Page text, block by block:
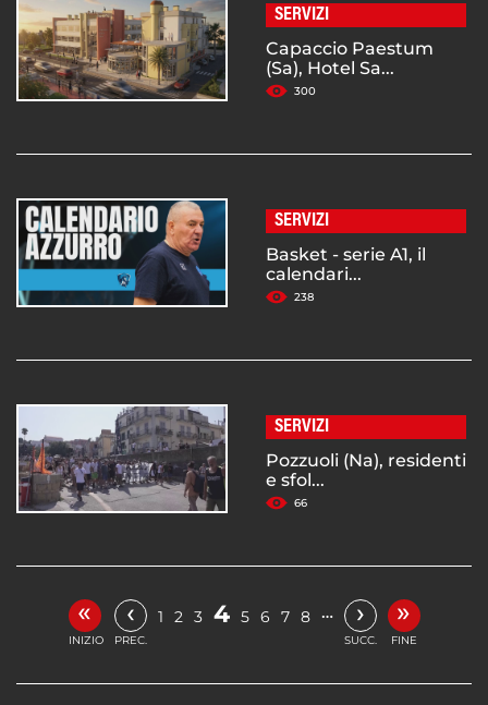
SERVIZI
Capaccio Paestum
(Sa), Hotel Sa...
300
SERVIZI
Basket - serie A1, il
calendari...
238
SERVIZI
Pozzuoli (Na), residenti
e sfol...
66
«
INIZIO
‹
PREC.
1 2 3 4 5 6 7 8 … ›
SUCC.
»
FINE